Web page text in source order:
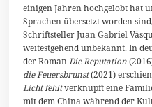
u
a
r
2
0
4
einigen Jahren hochgelobt hat
Sprachen übersetzt worden
Schriftsteller Juan Gabriel
weitestgehend unbekannt. In
der Roman Die Reputation
die Feuersbrunst(2021)
Licht fehltverknüpft eine
mit dem China während der